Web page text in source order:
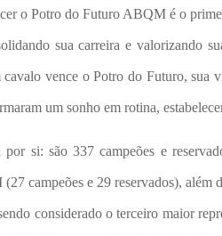
o Potro do Futuro ABQM é o
sua carreira e valorizando
vence o Potro do Futuro, sua
um sonho em rotina,
si: são 337 campeões e
campeões e 29 reservados),
considerado o terceiro maior